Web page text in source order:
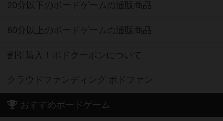
20分以下のボードゲームの通販商品
60分以上のボードゲームの通販商品
割引購入！ボドクーポンについて
クラウドファンディング ボドファン
おすすめボードゲーム